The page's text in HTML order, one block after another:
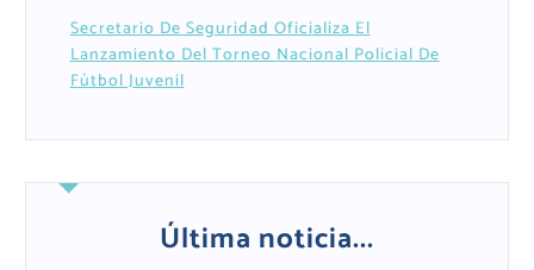
Secretario De Seguridad Oficializa El
Lanzamiento Del Torneo Nacional Policial De
Fútbol Juvenil
Última noticia...